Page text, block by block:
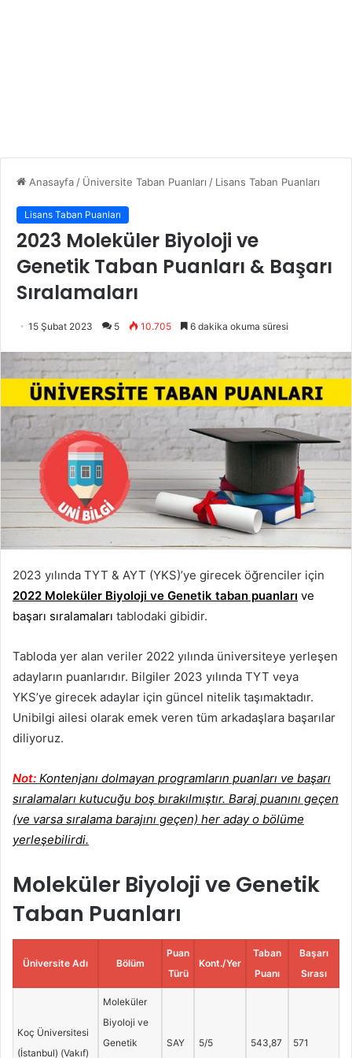
Anasayfa / Üniversite Taban Puanları / Lisans Taban Puanları
Lisans Taban Puanları
2023 Moleküler Biyoloji ve
Genetik Taban Puanları & Başarı
Sıralamaları
15 Şubat 2023 5 10.705 6 dakika okuma süresi
2023 yılında TYT & AYT (YKS)’ye girecek öğrenciler için
2022 Moleküler Biyoloji ve Genetik taban puanları ve
başarı sıralamaları tablodaki gibidir.
Tabloda yer alan veriler 2022 yılında üniversiteye yerleşen
adayların puanlarıdır. Bilgiler 2023 yılında TYT veya
YKS’ye girecek adaylar için güncel nitelik taşımaktadır.
Unibilgi ailesi olarak emek veren tüm arkadaşlara başarılar
diliyoruz.
Not: Kontenjanı dolmayan programların puanları ve başarı
sıralamaları kutucuğu boş bırakılmıştır. Baraj puanını geçen
(ve varsa sıralama barajını geçen) her aday o bölüme
yerleşebilirdi.
Moleküler Biyoloji ve Genetik
Taban Puanları
Üniversite Adı Bölüm
Puan
Türü
Kont./Yer
Taban
Puanı
Başarı
Sırası
Koç Üniversitesi
(İstanbul) (Vakıf)
Moleküler
Biyoloji ve
Genetik
SAY 5/5 543,87 571